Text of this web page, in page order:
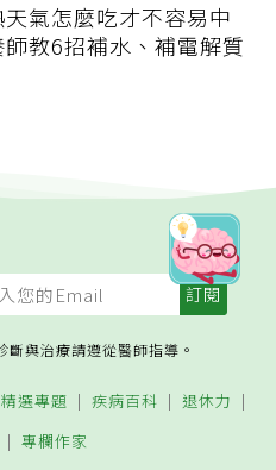
氣怎麼吃才不容易中
教6招補水、補電解質
與治療請遵從醫師指導。
精選專題 疾病百科
退休力
專欄作家